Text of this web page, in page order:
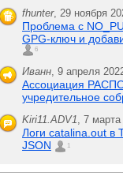
fhunter, 29 ноября
Проблема с
GPG-ключ и
6
Иванн, 9 апреля
Ассоциация
учредительное
Kiri11.ADV1, 7
Логи catalina.out в
JSON
1